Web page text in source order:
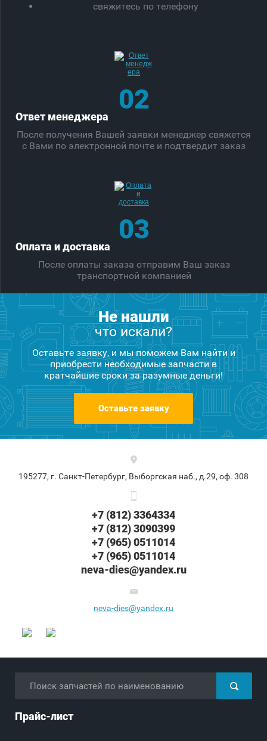
свяжитесь по телефону
02
Ответ менеджера
После получения Вашей заявки менеджер свяжется
с Вами по электронной почте и подтвердит заказ
03
Оплата и доставка
После оплаты заказа отправим Ваш заказ
транспортной компанией
Не нашли
что искали?
Оставьте заявку, и мы поможем Вам найти и
приобрести необходимые запчасти в
кратчайшие сроки за разумные деньги!
Оставьте заявку
195277, г. Санкт-Петербург, Выборгская наб., д.29, оф. 308
+7 (812) 3364334
+7 (812) 3090399
+7 (965) 0511014
+7 (965) 0511014
neva-dies@yandex.ru
neva-dies@yandex.ru
Прайс-лист